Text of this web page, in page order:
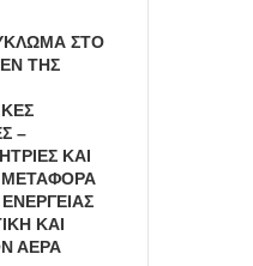
ΣΤΟ
ΤΗΣ
–
ΚΑΙ
ΜΕΤΑΦΟΡΑ
ΚΑΙ
ΑΕΡΑ